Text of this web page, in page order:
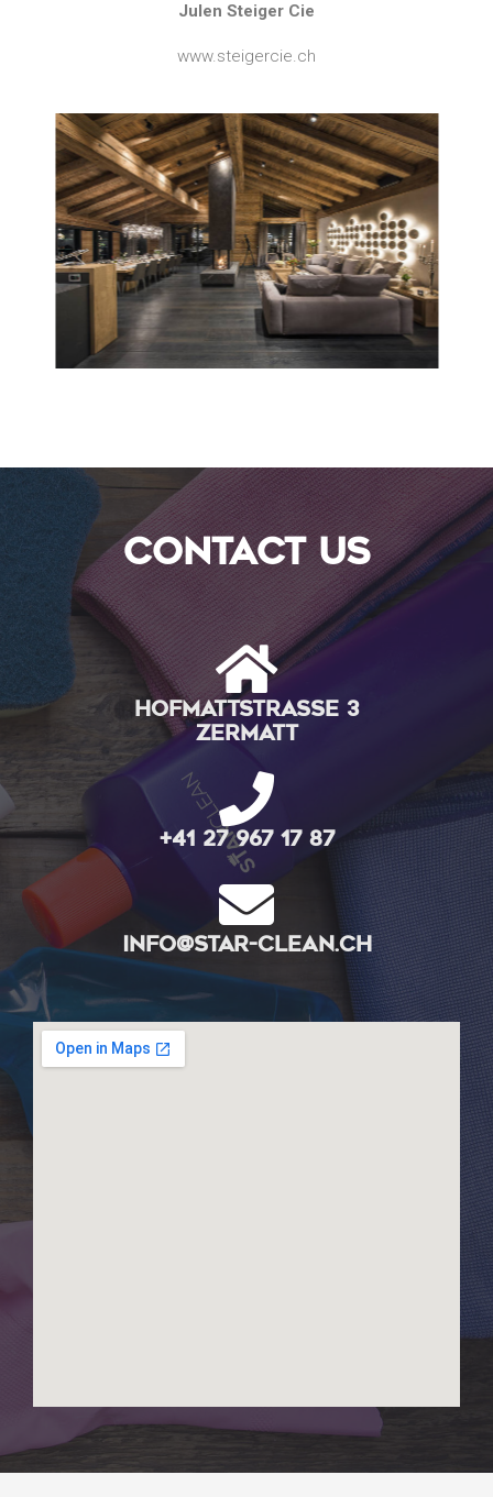
Julen Steiger Cie
www.steigercie.ch
contact us
Hofmattstrasse 3
Zermatt
+41 27 967 17 87
info@star-clean.ch